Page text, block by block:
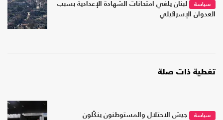
سياسة
لبنان يلغي امتحانات الشهادة الإعدادية بسبب
العدوان الإسرائيلي
تغطية ذات صلة
سياسة
جيش الاحتلال والمستوطنون ينكّلون